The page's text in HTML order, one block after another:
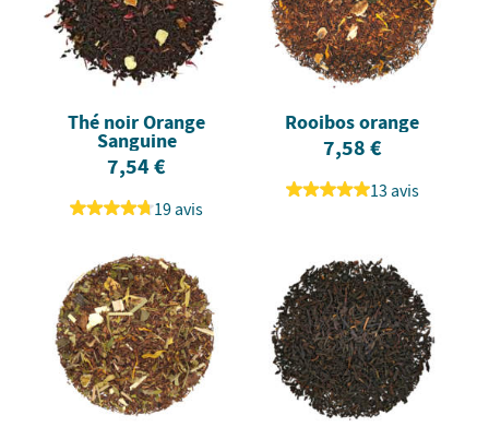
Thé noir Orange
Sanguine
7,54 €
19 avis
Rooibos orange
7,58 €
13 avis